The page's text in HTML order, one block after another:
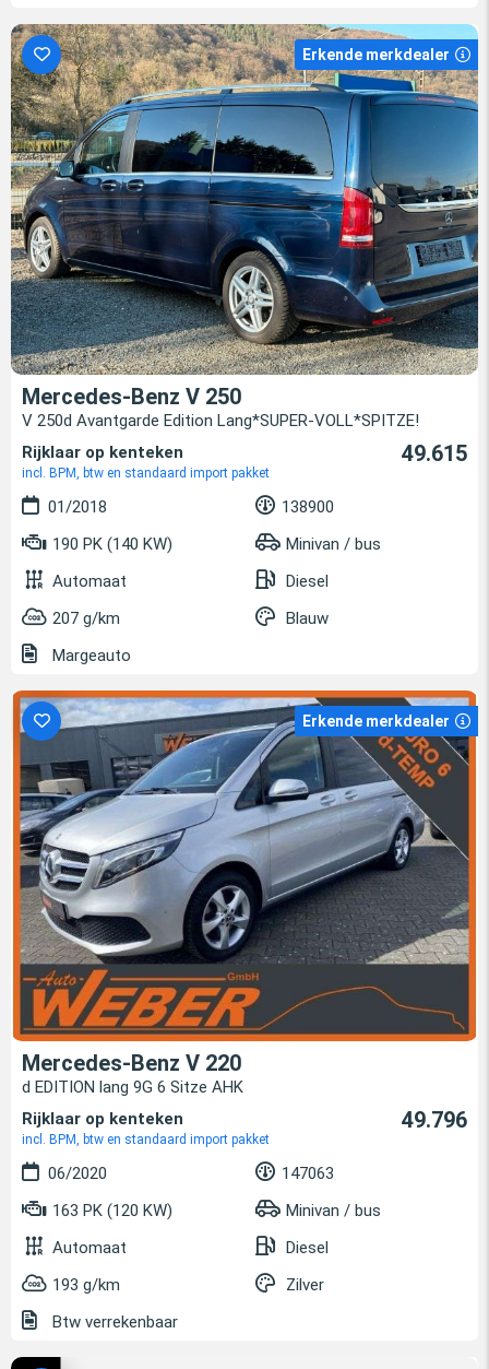
Erkende merkdealer
Mercedes-Benz V 250
V 250d Avantgarde Edition Lang*SUPER-VOLL*SPITZE!
Rijklaar op kenteken
incl. BPM, btw en standaard import pakket
49.615
01/2018
138900
190 PK (140 KW)
Minivan / bus
Automaat
Diesel
207 g/km
Blauw
Margeauto
Erkende merkdealer
Mercedes-Benz V 220
d EDITION lang 9G 6 Sitze AHK
Rijklaar op kenteken
incl. BPM, btw en standaard import pakket
49.796
06/2020
147063
163 PK (120 KW)
Minivan / bus
Automaat
Diesel
193 g/km
Zilver
Btw verrekenbaar